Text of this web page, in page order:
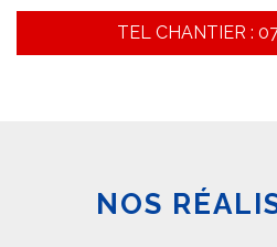
TEL CHANTIER :
NOS